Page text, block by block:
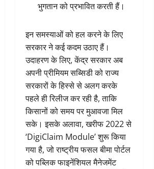
भुगतान को प्रभावित करती हैं।
इन समस्याओं को हल करने के लिए
सरकार ने कई कदम उठाए हैं।
उदाहरण के लिए, केंद्र सरकार अब
अपनी प्रीमियम सब्सिडी को राज्य
सरकारों के हिस्से से अलग करके
पहले ही रिलीज कर रही है, ताकि
किसानों को समय पर मुआवजा मिल
सके। इसके अलावा, खरीफ 2022 से
‘DigiClaim Module’ शुरू किया
गया है, जो राष्ट्रीय फसल बीमा पोर्टल
को पब्लिक फाइनेंशियल मैनेजमेंट